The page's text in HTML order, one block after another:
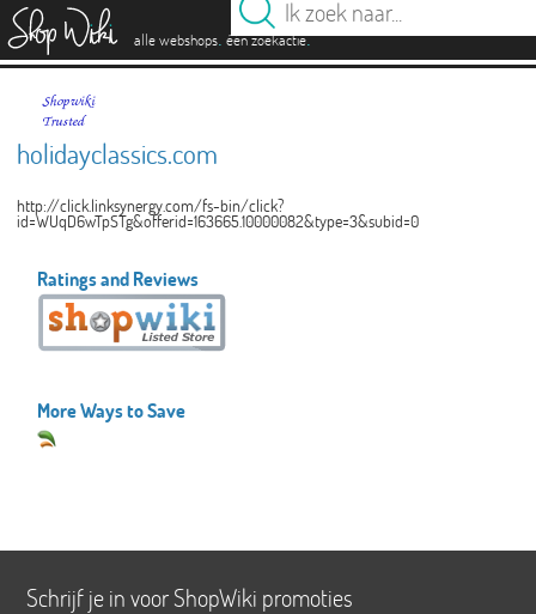
alle webshops. één zoekactie.
holidayclassics.com
http://click.linksynergy.com/fs-bin/click?
id=WUqD6wTpSTg&offerid=163665.10000082&type=3&subid=0
Ratings and Reviews
More Ways to Save
Schrijf je in voor ShopWiki promoties